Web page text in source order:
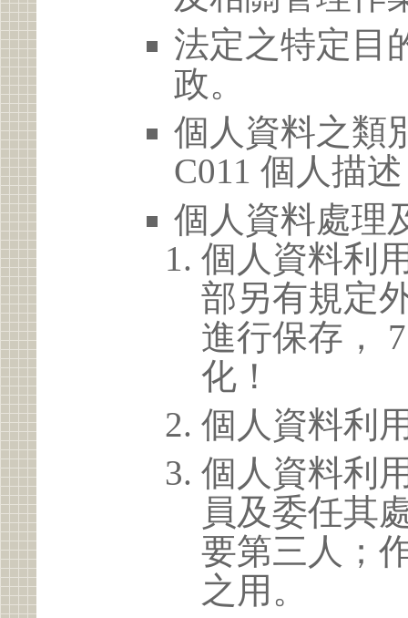
法定之特定目
政。
個人資料之類
C011 個人描述
個人資料處理
個人資料利
部另有規定
進行保存，
化！
個人資料利
個人資料利
員及委任其
要第三人；
之用。